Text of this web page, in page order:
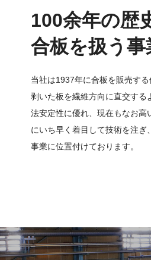
100余年の歴
合板を扱う事
当社は1937年に合板を販売す
剥いた板を繊維方向に直交す
法安定性に優れ、現在もなお高
にいち早く着目して技術を注
事業に位置付けております。